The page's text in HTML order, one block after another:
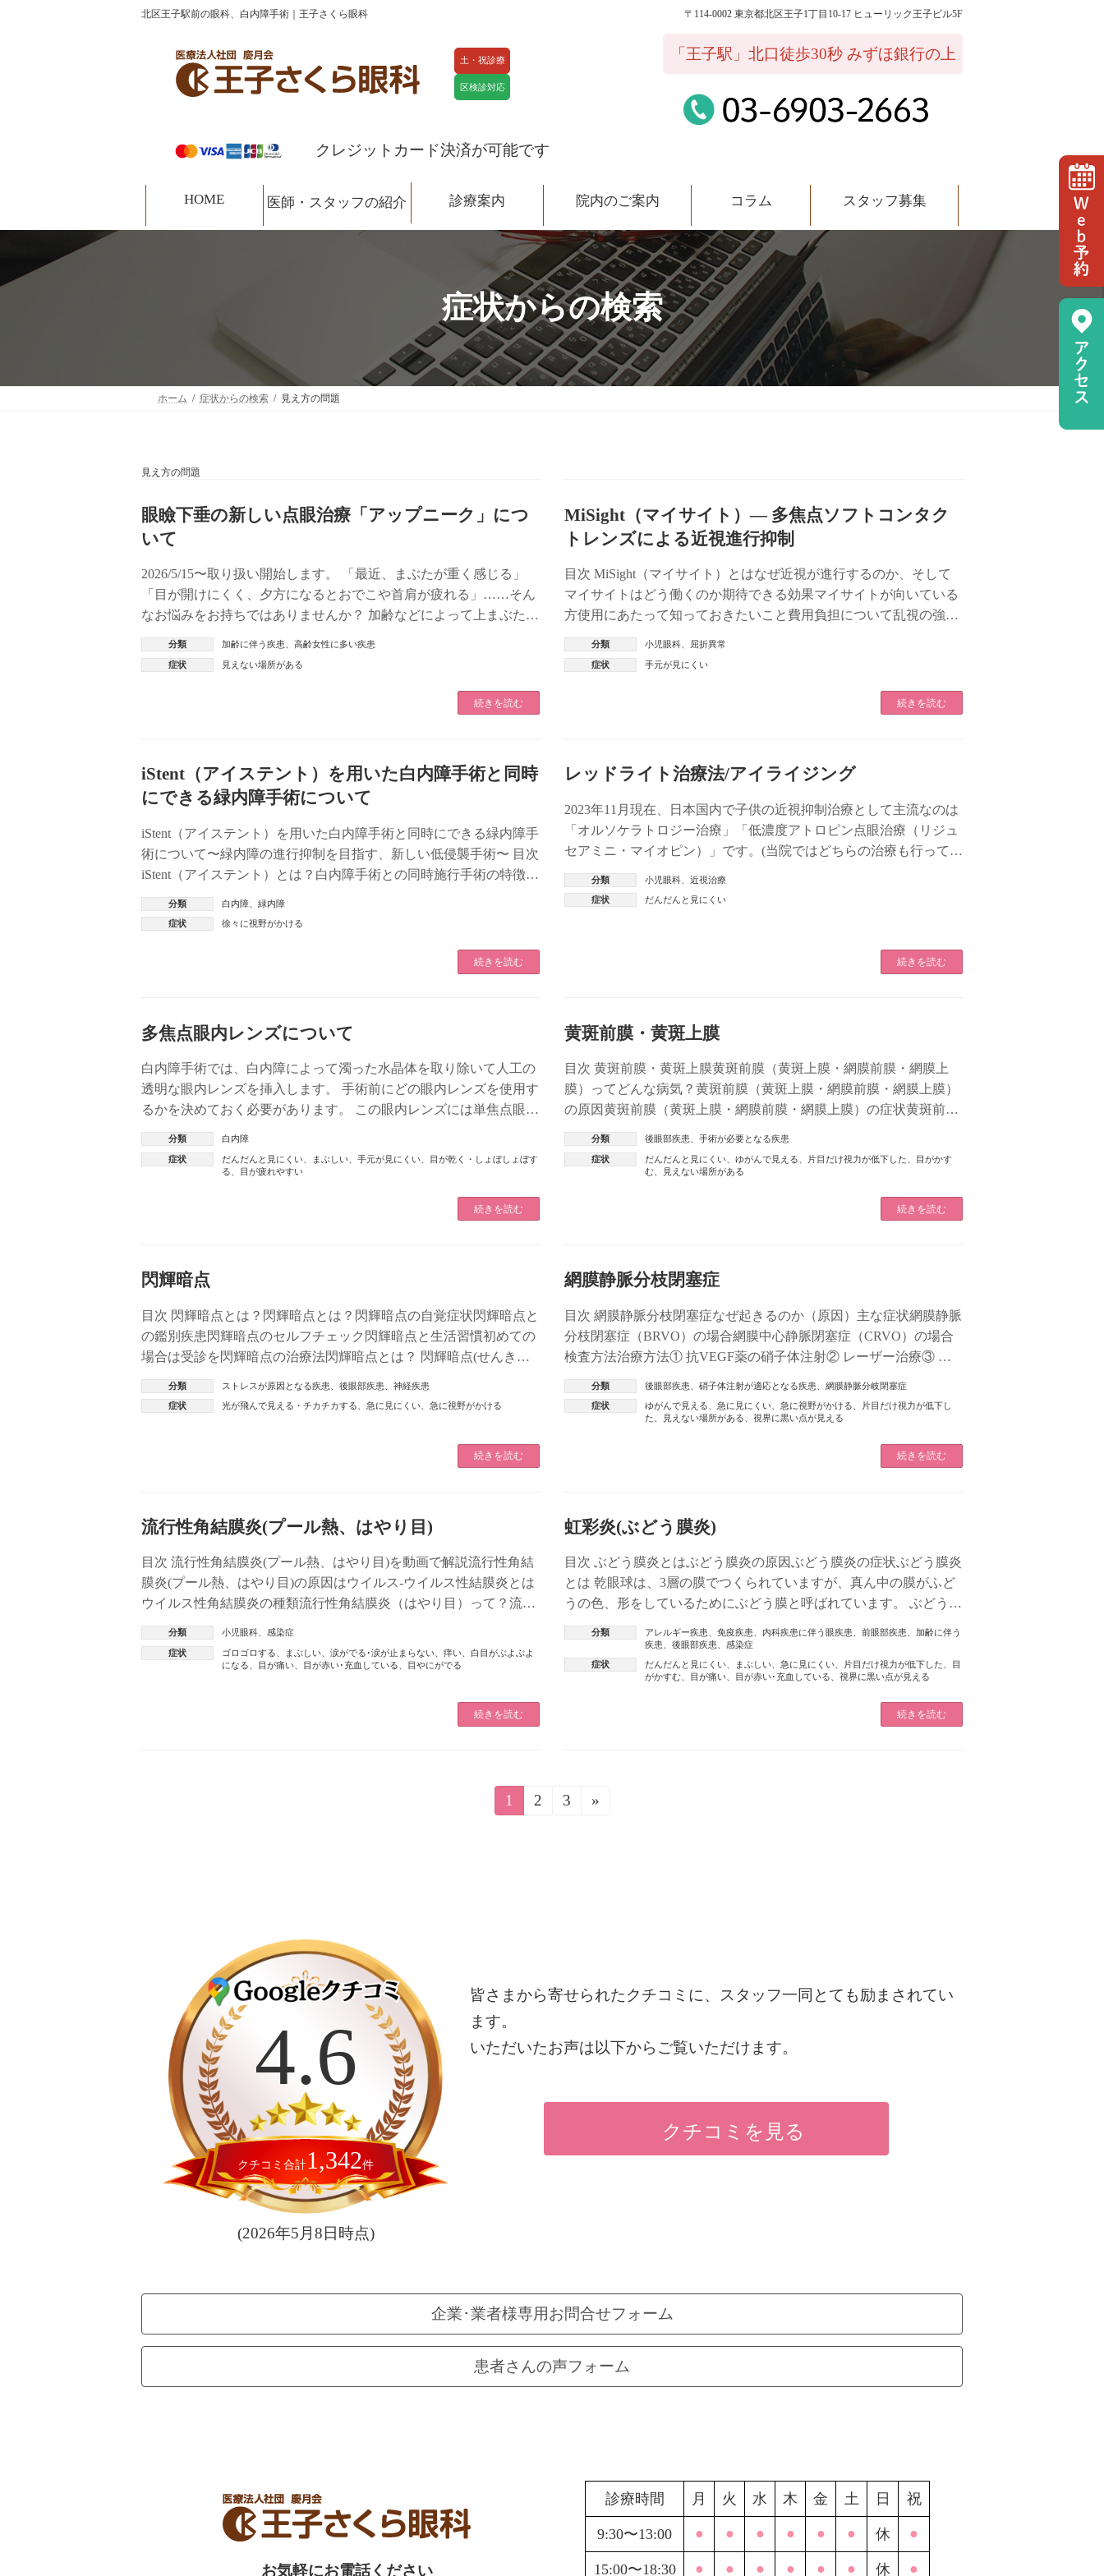
北区王子駅前の眼科、白内障手術｜王子さくら眼科 〒114-0002 東京都北区王子1丁目10-17 ヒューリック王子ビル5F
土・祝診療
区検診対応
クレジットカード決済が可能です
「王子駅」北口徒歩30秒 みずほ銀行の上
HOME 医師・スタッフの紹介 診療案内 院内のご案内 コラム スタッフ募集
症状からの検索
ホーム 症状からの検索 見え方の問題
見え方の問題
眼瞼下垂の新しい点眼治療「アップニーク」につ
いて
2026/5/15〜取り扱い開始します。 「最近、まぶたが重く感じる」
「目が開けにくく、夕方になるとおでこや首肩が疲れる」……そん
なお悩みをお持ちではありませんか？ 加齢などによって上まぶたが
下がってくる「後天性眼瞼下垂 […]
分類 加齢に伴う疾患 高齢女性に多い疾患
症状 見えない場所がある
続きを読む
MiSight（マイサイト）— 多焦点ソフトコンタク
トレンズによる近視進行抑制
目次 MiSight（マイサイト）とはなぜ近視が進行するのか、そして
マイサイトはどう働くのか期待できる効果マイサイトが向いている
方使用にあたって知っておきたいこと費用負担について乱視の強い
方への注意夜間の光の見え方（ハロ […]
分類 小児眼科 屈折異常
症状 手元が見にくい
続きを読む
iStent（アイステント）を用いた白内障手術と同時
にできる緑内障手術について
iStent（アイステント）を用いた白内障手術と同時にできる緑内障手
術について〜緑内障の進行抑制を目指す、新しい低侵襲手術〜 目次
iStent（アイステント）とは？白内障手術との同時施行手術の特徴
iStentのメリット […]
分類 白内障 緑内障
症状 徐々に視野がかける
続きを読む
レッドライト治療法/アイライジング
2023年11月現在、日本国内で子供の近視抑制治療として主流なのは
「オルソケラトロジー治療」「低濃度アトロピン点眼治療（リジュ
セアミニ・マイオピン）」です。(当院ではどちらの治療も行ってい
ます そんな中、近年注目を集めて […]
分類 小児眼科 近視治療
症状 だんだんと見にくい
続きを読む
多焦点眼内レンズについて
白内障手術では、白内障によって濁った水晶体を取り除いて人工の
透明な眼内レンズを挿入します。 手術前にどの眼内レンズを使用す
るかを決めておく必要があります。 この眼内レンズには単焦点眼内
レンズに加えて「多焦点眼内レンズ」が […]
分類 白内障
症状 だんだんと見にくい まぶしい 手元が見にくい
目が乾く・しょぼしょぼす
る
目が疲れやすい
続きを読む
黄斑前膜・黄斑上膜
目次 黄斑前膜・黄斑上膜黄斑前膜（黄斑上膜・網膜前膜・網膜上
膜）ってどんな病気？黄斑前膜（黄斑上膜・網膜前膜・網膜上膜）
の原因黄斑前膜（黄斑上膜・網膜前膜・網膜上膜）の症状黄斑前膜
のセルフチェック黄斑前膜（黄斑上膜・網膜 […]
分類 後眼部疾患 手術が必要となる疾患
症状 だんだんと見にくい ゆがんで見える 片目だけ視力が低下した
目がかす
む
見えない場所がある
続きを読む
閃輝暗点
目次 閃輝暗点とは？閃輝暗点とは？閃輝暗点の自覚症状閃輝暗点と
の鑑別疾患閃輝暗点のセルフチェック閃輝暗点と生活習慣初めての
場合は受診を閃輝暗点の治療法閃輝暗点とは？ 閃輝暗点(せんきあ
んてん)とは、突然、目がチカチカ・ギ […]
分類 ストレスが原因となる疾患 後眼部疾患 神経疾患
症状 光が飛んで見える・チカチカする、 急に見にくい、 急に視野がかける
続きを読む
網膜静脈分枝閉塞症
目次 網膜静脈分枝閉塞症なぜ起きるのか（原因）主な症状網膜静脈
分枝閉塞症（BRVO）の場合網膜中心静脈閉塞症（CRVO）の場合
検査方法治療方法① 抗VEGF薬の硝子体注射② レーザー治療③ ス
テロイド注射放置するとどうな […]
分類 後眼部疾患 硝子体注射が適応となる疾患 網膜静脈分岐閉塞症
症状 ゆがんで見える、 急に見にくい、 急に視野がかける、 片目だけ視力が低下し
た、 見えない場所がある、 視界に黒い点が見える
続きを読む
流行性角結膜炎(プール熱、はやり目)
目次 流行性角結膜炎(プール熱、はやり目)を動画で解説流行性角結
膜炎(プール熱、はやり目)の原因はウイルス-ウイルス性結膜炎とは
ウイルス性角結膜炎の種類流行性角結膜炎（はやり目）って？流行
性角結膜炎（はやり目）の症状流行 […]
分類 小児眼科 感染症
症状 ゴロゴロする まぶしい 涙がでる･涙が止まらない 痒い
白目がぶよぶよ
になる
目が痛い 目が赤い･充血している 目やにがでる
続きを読む
虹彩炎(ぶどう膜炎)
目次 ぶどう膜炎とはぶどう膜炎の原因ぶどう膜炎の症状ぶどう膜炎
とは 乾眼球は、3層の膜でつくられていますが、真ん中の膜がふど
うの色、形をしているためにぶどう膜と呼ばれています。 ぶどう膜
は、虹彩、毛様体、脈絡膜と呼ばれる […]
分類 アレルギー疾患 免疫疾患 内科疾患に伴う眼疾患 前眼部疾患
加齢に伴う
疾患
後眼部疾患
感染症
症状
だんだんと見にくい まぶしい 急に見にくい 片目だけ視力が低下した
目
がかすむ
目が痛い 目が赤い･充血している 視界に黒い点が見える
続きを読む
固
1
固
2
固
3 »
4.6
クチコミ合計1,342件
リ
ン
ク
(2026年5月8日時点)
皆さまから寄せられたクチコミに、スタッフ一同とても励まされてい
ます。
いただいたお声は以下からご覧いただけます。
クチコミを見る
企業･業者様専用お問合せフォーム
患者さんの声フォーム
お気軽にお電話ください
診療時間 月 火 水 木 金 土 日 祝
9:30〜13:00 ● ● ● ● ● ● 休 ●
15:00〜18:30 ● ● ● ● ● ● 休 ●